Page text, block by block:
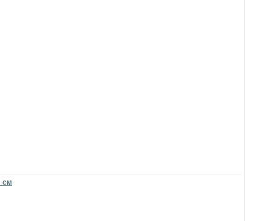
см